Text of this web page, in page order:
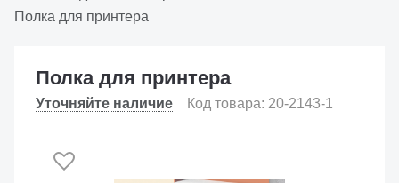
Полка для принтера
Полка для принтера
Уточняйте наличие Код товара: 20-2143-1